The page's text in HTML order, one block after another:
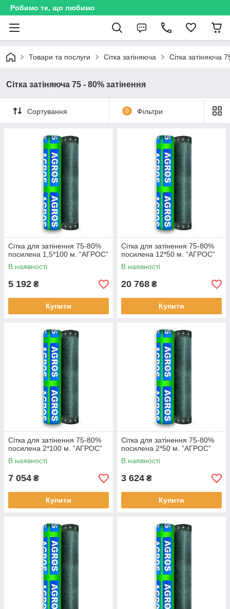
Робимо те, що любимо
Товари та послуги Сітка затіняюча Сітка затіняюча
Сітка затіняюча 75 - 80% затінення
Сортування 0 Фільтри
Сітка для затінення 75-80%
посилена 1,5*100 м. “AГРОС”
В наявності
5 192 ₴
Купити
Сітка для затінення 75-80%
посилена 12*50 м. “AГРОС”
В наявності
20 768 ₴
Купити
Сітка для затінення 75-80%
посилена 2*100 м. “AГРОС”
В наявності
7 054 ₴
Купити
Сітка для затінення 75-80%
посилена 2*50 м. “AГРОС”
В наявності
3 624 ₴
Купити